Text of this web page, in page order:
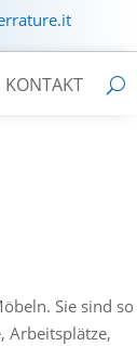
KONTAKT
Sie sind so
Arbeitsplätze,